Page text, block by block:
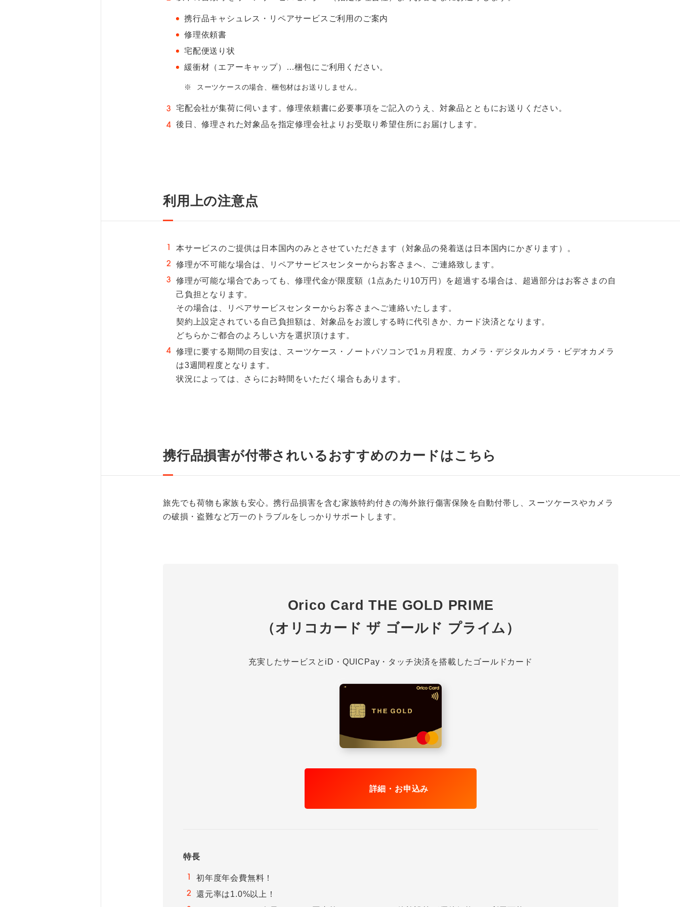
携行品キャシュレス・リペアサービスご利用のご案内
修理依頼書
宅配便送り状
緩衝材（エアーキャップ）…梱包にご利用ください。
※ スーツケースの場合、梱包材はお送りしません。
宅配会社が集荷に伺います。修理依頼書に必要事項をご記入のうえ、対象品とともにお送りください。
後日、修理された対象品を指定修理会社よりお受取り希望住所にお届けします。
利用上の注意点
1 本サービスのご提供は日本国内のみとさせていただきます（対象品の発着送は日本国内にかぎります）。
2 修理が不可能な場合は、リペアサービスセンターからお客さまへ、ご連絡致します。
3
修理が可能な場合であっても、修理代金が限度額（1点あたり10万円）を超過する場合は、超過部分はお客さまの自
己負担となります。
その場合は、リペアサービスセンターからお客さまへご連絡いたします。
契約上設定されている自己負担額は、対象品をお渡しする時に代引きか、カード決済となります。
どちらかご都合のよろしい方を選択頂けます。
4
修理に要する期間の目安は、スーツケース・ノートパソコンで1ヵ月程度、カメラ・デジタルカメラ・ビデオカメラ
は3週間程度となります。
状況によっては、さらにお時間をいただく場合もあります。
携行品損害が付帯されいるおすすめのカードはこちら
旅先でも荷物も家族も安心。携行品損害を含む家族特約付きの海外旅行傷害保険を自動付帯し、スーツケースやカメラ
の破損・盗難など万一のトラブルをしっかりサポートします。
Orico Card THE GOLD PRIME
（オリコカード ザ ゴールド プライム）
充実したサービスとiD・QUICPay・タッチ決済を搭載したゴールドカード
詳細・お申込み
特長
1 初年度年会費無料！
2 還元率は1.0%以上！